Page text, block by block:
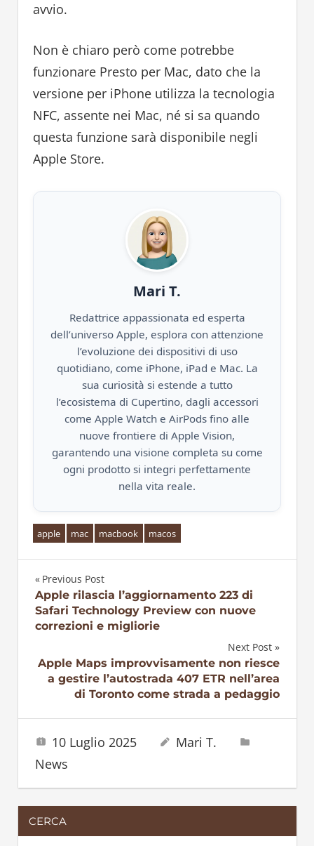
avvio.
Non è chiaro però come potrebbe
funzionare Presto per Mac, dato che la
versione per iPhone utilizza la tecnologia
NFC, assente nei Mac, né si sa quando
questa funzione sarà disponibile negli
Apple Store.
Mari T.
Redattrice appassionata ed esperta
dell’universo Apple, esplora con attenzione
l’evoluzione dei dispositivi di uso
quotidiano, come iPhone, iPad e Mac. La
sua curiosità si estende a tutto
l’ecosistema di Cupertino, dagli accessori
come Apple Watch e AirPods fino alle
nuove frontiere di Apple Vision,
garantendo una visione completa su come
ogni prodotto si integri perfettamente
nella vita reale.
apple mac macbook macos
Navigazione
articoli
Previous Post
Apple rilascia l’aggiornamento 223 di
Safari Technology Preview con nuove
correzioni e migliorie
Next Post
Apple Maps improvvisamente non riesce
a gestire l’autostrada 407 ETR nell’area
di Toronto come strada a pedaggio
10 Luglio 2025
Mari T.
News
CERCA